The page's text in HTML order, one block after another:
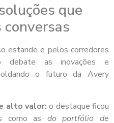
que
estande e pelos corredores
debate as inovações e
o futuro da Avery
alto valor: o destaque ficou
como as do portfólio de